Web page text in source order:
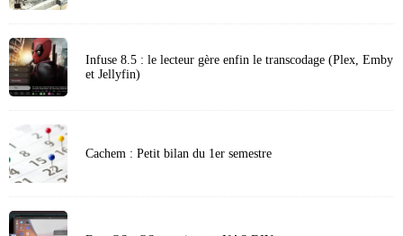
Infuse 8.5 : le lecteur gère enfin le transcodage (Plex, Emby
et Jellyfin)
Cachem : Petit bilan du 1er semestre